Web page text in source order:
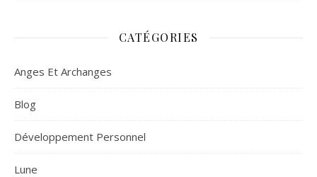
CATÉGORIES
Anges Et Archanges
Blog
Développement Personnel
Lune